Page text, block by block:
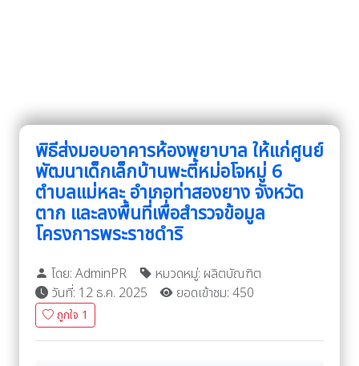
พิธีส่งมอบอาคารห้องพยาบาล ให้แก่ศูนย์
พัฒนาเด็กเล็กบ้านพะตี้หม่อโจหมู่ 6
ตำบลแม่หละ อำเภอท่าสองยาง จังหวัด
ตาก และลงพื้นที่เพื่อสำรวจข้อมูล
โครงการพระราชดำริ
โดย: AdminPR
หมวดหมู่: ผลิตบัณฑิต
วันที่: 12 ธ.ค. 2025
ยอดเข้าชม: 450
ถูกใจ 1